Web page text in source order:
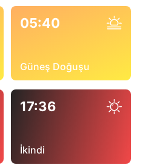
05:40
Güneş Doğuşu
17:36
İkindi